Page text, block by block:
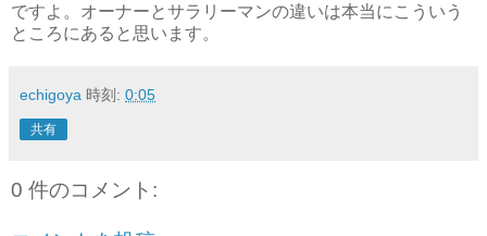
ですよ。オーナーとサラリーマンの違いは本当にこういう
ところにあると思います。
echigoya 時刻: 0:05
共有
0 件のコメント: